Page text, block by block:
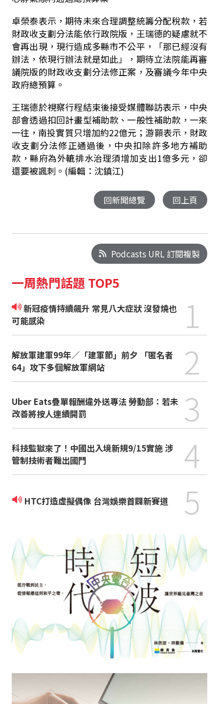
卓榮泰表示，期待未來合理調整統籌分配稅款，若
財政收支劃分法能依行政院版，王瑞德的疑慮就不
會再出現，現行造成多縣市不公平，「那已經沒有
辦法，依現行辦法就是如此」，期待立法院能再審
議院版的財政收支劃分法修正案，及審議今年中央
政府總預算。
王瑞德於視察行程結束後接受媒體聯訪表示，中央
部會透過扣回計畫型補助款、一般性補助款，一來
一往，南投實質只增加約22億元；游顥表示，財政
收支劃分法修正通過後，中央扣除許多地方補助
款，縣府為外轆排水治理須增加支出1億多元，卻
還要被諷刺。(編輯：沈鎮江)
回新聞總覽 回上頁
Podcasts URL 訂閱複製
一周熱門話題 TOP5
新冠疫情持續飆升 常見八大症狀 沒發燒也
可能感染
1
解放軍建軍99年／「建軍節」前夕 「匿名者
64」攻下多個解放軍網站
2
Uber Eats疊單報酬違外送專法 勞動部：若未
改善將按人連續開罰
3
科技監獄來了！中國出入境新規9/15實施 涉
管制技術者難出國門
4
HTC打造虛擬偶像 台灣娛樂首闢新賽道 5